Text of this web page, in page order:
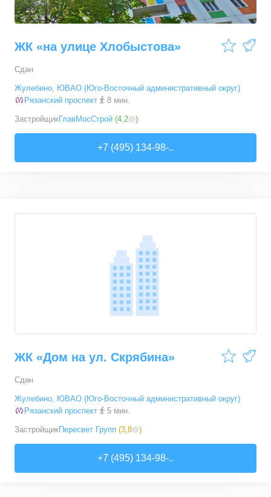
ЖК «на улице Хлобыстова»
Сдан
Жулебино, ЮВАО (Юго-Восточный административный округ)
Рязанский проспект
8 мин.
ЗастройщикГлавМосСтрой (4,2 )
+7 (495) 134-98-..
ЖК «Дом на ул. Скрябина»
Сдан
Жулебино, ЮВАО (Юго-Восточный административный округ)
Рязанский проспект
5 мин.
ЗастройщикПересвет Групп (3,8 )
+7 (495) 134-98-..